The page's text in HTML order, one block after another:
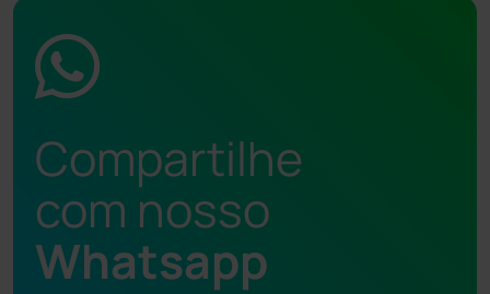
Compartilhe
com nosso
Whatsapp